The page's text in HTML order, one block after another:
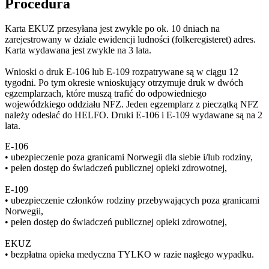
Procedura
Karta EKUZ przesyłana jest zwykle po ok. 10 dniach na
zarejestrowany w dziale ewidencji ludności (folkeregisteret) adres.
Karta wydawana jest zwykle na 3 lata.
Wnioski o druk E-106 lub E-109 rozpatrywane są w ciągu 12
tygodni. Po tym okresie wnioskujący otrzymuje druk w dwóch
egzemplarzach, które muszą trafić do odpowiedniego
wojewódzkiego oddziału NFZ. Jeden egzemplarz z pieczątką NFZ
należy odesłać do HELFO. Druki E-106 i E-109 wydawane są na 2
lata.
E-106
• ubezpieczenie poza granicami Norwegii dla siebie i/lub rodziny,
• pełen dostęp do świadczeń publicznej opieki zdrowotnej,
E-109
• ubezpieczenie członków rodziny przebywających poza granicami
Norwegii,
• pełen dostęp do świadczeń publicznej opieki zdrowotnej,
EKUZ
• bezpłatna opieka medyczna TYLKO w razie nagłego wypadku.